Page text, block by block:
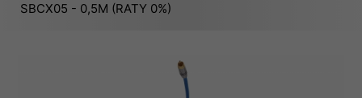
SBCX05 - 0,5M (RATY 0%)